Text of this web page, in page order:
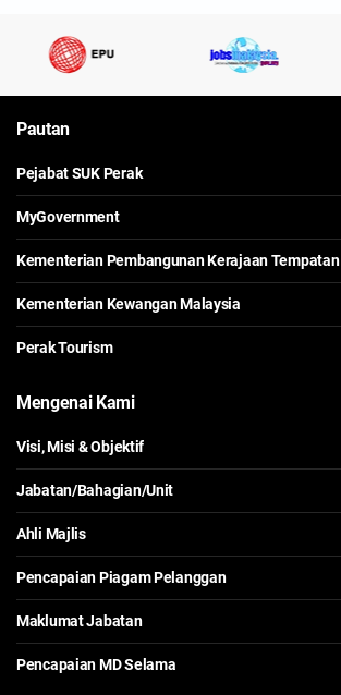
Pautan
Pejabat SUK Perak
MyGovernment
Kementerian Pembangunan Kerajaan Tempatan
Kementerian Kewangan Malaysia
Perak Tourism
Mengenai Kami
Visi, Misi & Objektif
Jabatan/Bahagian/Unit
Ahli Majlis
Pencapaian Piagam Pelanggan
Maklumat Jabatan
Pencapaian MD Selama